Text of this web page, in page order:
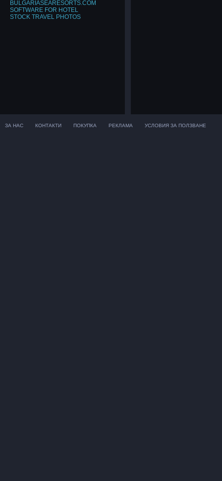
BULGARIASEARESORTS.COM
SOFTWARE FOR HOTEL
STOCK TRAVEL PHOTOS
ЗА НАС КОНТАКТИ ПОКУПКА РЕКЛАМА УСЛОВИЯ ЗА ПОЛЗВАНЕ